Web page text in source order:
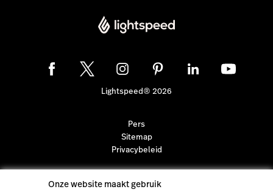
Lightspeed® 2026
Pers
Sitemap
Privacybeleid
Onze website maakt gebruik